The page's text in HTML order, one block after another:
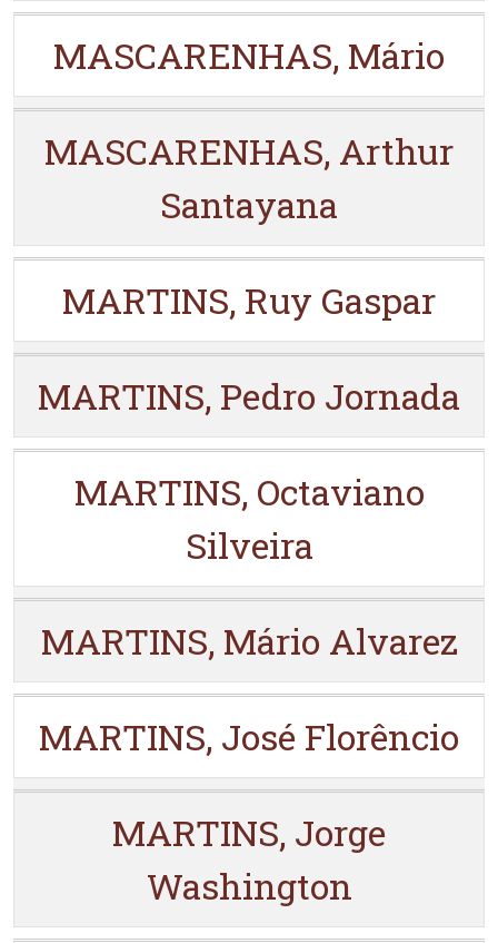
MASCARENHAS, Mário
MASCARENHAS, Arthur
Santayana
MARTINS, Ruy Gaspar
MARTINS, Pedro Jornada
MARTINS, Octaviano
Silveira
MARTINS, Mário Alvarez
MARTINS, José Florêncio
MARTINS, Jorge
Washington